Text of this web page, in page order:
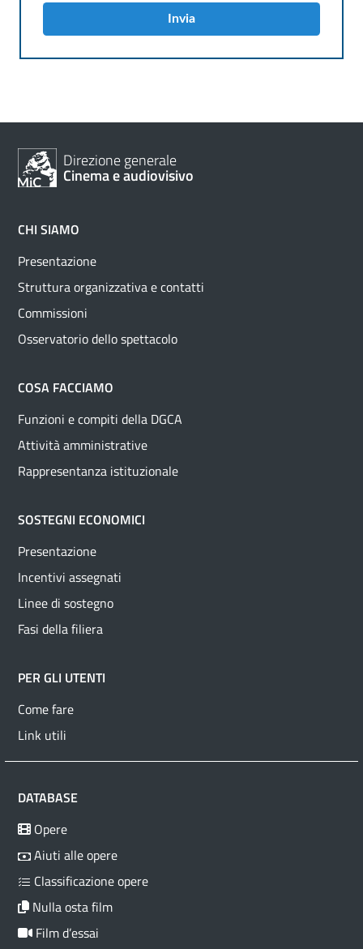
Invia
Direzione generale
Cinema e audiovisivo
CHI SIAMO
Presentazione
Struttura organizzativa e contatti
Commissioni
Osservatorio dello spettacolo
COSA FACCIAMO
Funzioni e compiti della DGCA
Attività amministrative
Rappresentanza istituzionale
SOSTEGNI ECONOMICI
Presentazione
Incentivi assegnati
Linee di sostegno
Fasi della filiera
PER GLI UTENTI
Come fare
Link utili
DATABASE
Opere
Aiuti alle opere
Classificazione opere
Nulla osta film
Film d’essai